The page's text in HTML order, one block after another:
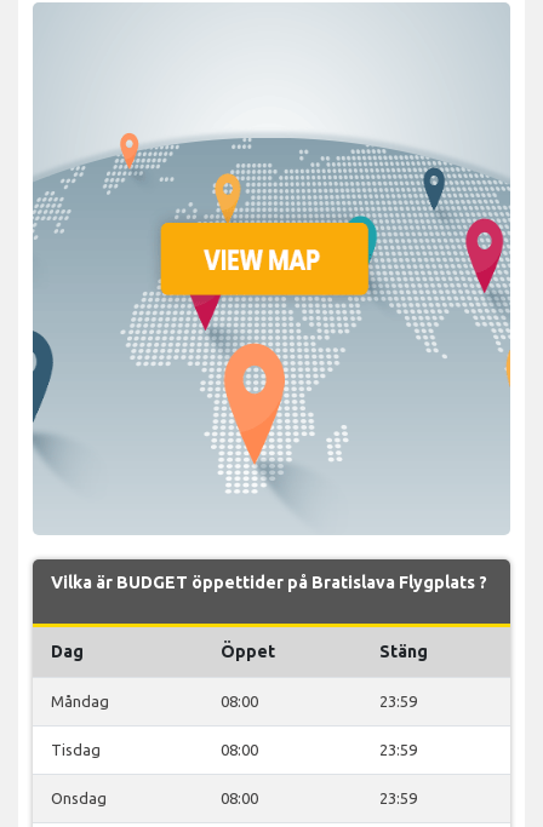
Vilka är BUDGET öppettider på Bratislava Flygplats ?
Dag Öppet Stäng
Måndag 08:00 23:59
Tisdag 08:00 23:59
Onsdag 08:00 23:59